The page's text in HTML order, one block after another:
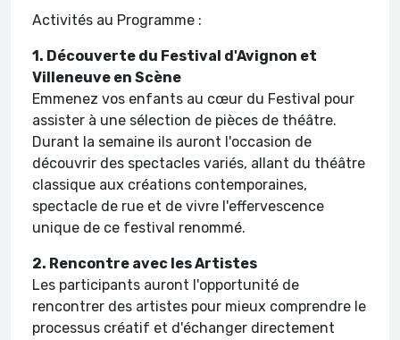
Activités au Programme :
1. Découverte du Festival d'Avignon et
Villeneuve en Scène
Emmenez vos enfants au cœur du Festival pour
assister à une sélection de pièces de théâtre.
Durant la semaine ils auront l'occasion de
découvrir des spectacles variés, allant du théâtre
classique aux créations contemporaines,
spectacle de rue et de vivre l'effervescence
unique de ce festival renommé.
2. Rencontre avec les Artistes
Les participants auront l'opportunité de
rencontrer des artistes pour mieux comprendre le
processus créatif et d'échanger directement